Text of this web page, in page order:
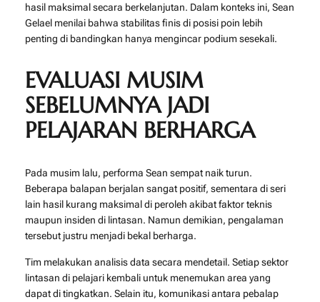
hasil maksimal secara berkelanjutan. Dalam konteks ini, Sean
Gelael menilai bahwa stabilitas finis di posisi poin lebih
penting di bandingkan hanya mengincar podium sesekali.
EVALUASI MUSIM
SEBELUMNYA JADI
PELAJARAN BERHARGA
Pada musim lalu, performa Sean sempat naik turun.
Beberapa balapan berjalan sangat positif, sementara di seri
lain hasil kurang maksimal di peroleh akibat faktor teknis
maupun insiden di lintasan. Namun demikian, pengalaman
tersebut justru menjadi bekal berharga.
Tim melakukan analisis data secara mendetail. Setiap sektor
lintasan di pelajari kembali untuk menemukan area yang
dapat di tingkatkan. Selain itu, komunikasi antara pebalap